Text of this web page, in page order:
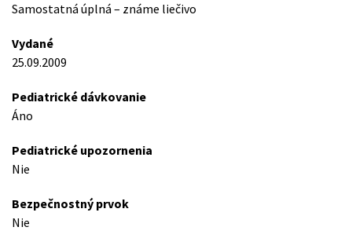
Samostatná úplná – známe liečivo
Vydané
25.09.2009
Pediatrické dávkovanie
Áno
Pediatrické upozornenia
Nie
Bezpečnostný prvok
Nie